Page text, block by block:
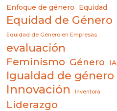
Enfoque de género
Equidad
Equidad de Género
Equidad de Género en Empresas
evaluación
Feminismo Género IA
Igualdad de género
Innovación Inventora
Liderazgo